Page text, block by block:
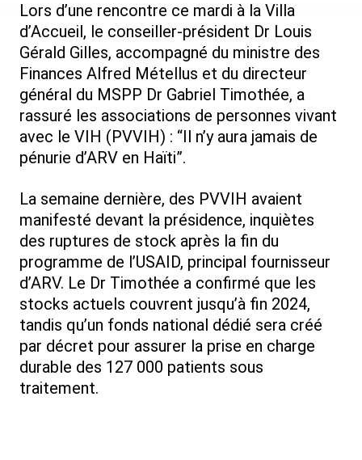
Lors d’une rencontre ce mardi à la Villa
d’Accueil, le conseiller-président Dr Louis
Gérald Gilles, accompagné du ministre des
Finances Alfred Métellus et du directeur
général du MSPP Dr Gabriel Timothée, a
rassuré les associations de personnes vivant
avec le VIH (PVVIH) : “Il n’y aura jamais de
pénurie d’ARV en Haïti”.
La semaine dernière, des PVVIH avaient
manifesté devant la présidence, inquiètes
des ruptures de stock après la fin du
programme de l’USAID, principal fournisseur
d’ARV. Le Dr Timothée a confirmé que les
stocks actuels couvrent jusqu’à fin 2024,
tandis qu’un fonds national dédié sera créé
par décret pour assurer la prise en charge
durable des 127 000 patients sous
traitement.